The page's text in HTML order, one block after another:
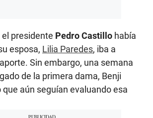
el presidente Pedro Castillo había
esposa, Lilia Paredes, iba a
Sin embargo, una semana
de la primera dama, Benji
que aún seguían evaluando esa